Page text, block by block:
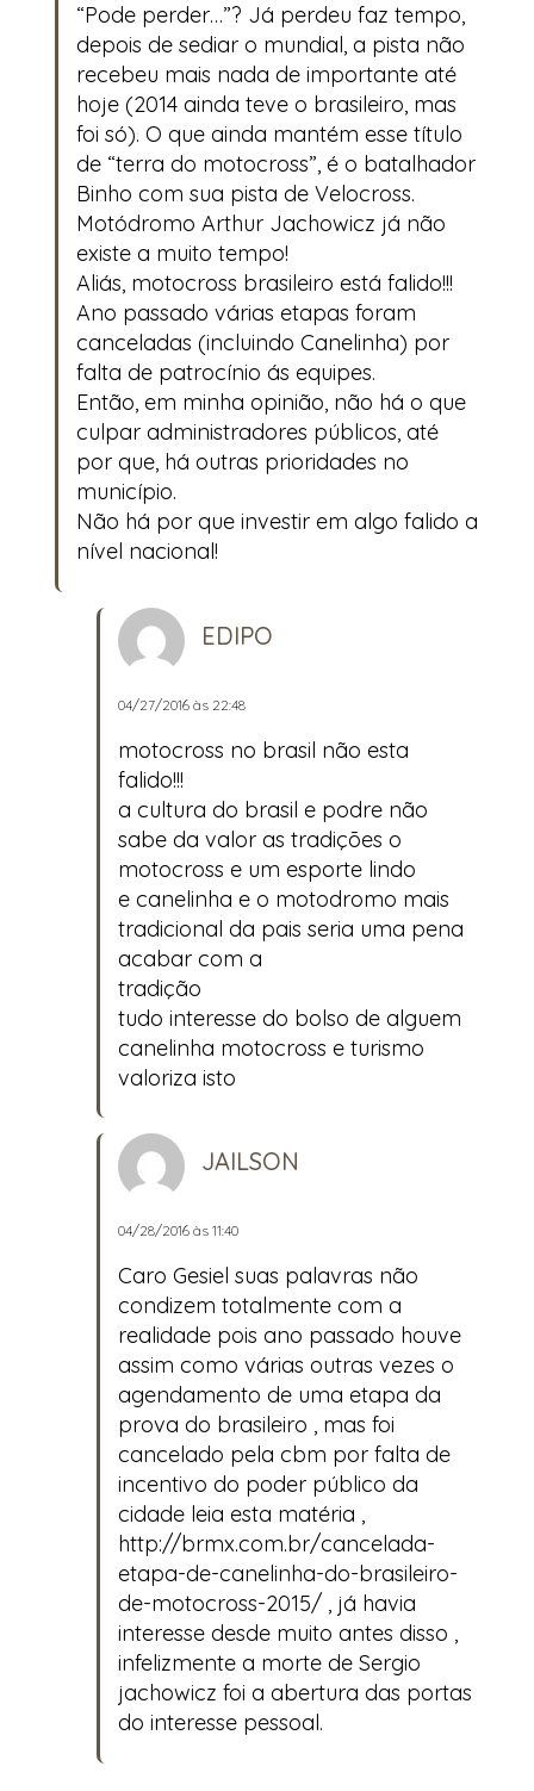
“Pode perder…”? Já perdeu faz tempo,
depois de sediar o mundial, a pista não
recebeu mais nada de importante até
hoje (2014 ainda teve o brasileiro, mas
foi só). O que ainda mantém esse título
de “terra do motocross”, é o batalhador
Binho com sua pista de Velocross.
Motódromo Arthur Jachowicz já não
existe a muito tempo!
Aliás, motocross brasileiro está falido!!!
Ano passado várias etapas foram
canceladas (incluindo Canelinha) por
falta de patrocínio ás equipes.
Então, em minha opinião, não há o que
culpar administradores públicos, até
por que, há outras prioridades no
município.
Não há por que investir em algo falido a
nível nacional!
EDIPO
04/27/2016 às 22:48
motocross no brasil não esta
falido!!!
a cultura do brasil e podre não
sabe da valor as tradições o
motocross e um esporte lindo
e canelinha e o motodromo mais
tradicional da pais seria uma pena
acabar com a
tradição
tudo interesse do bolso de alguem
canelinha motocross e turismo
valoriza isto
JAILSON
04/28/2016 às 11:40
Caro Gesiel suas palavras não
condizem totalmente com a
realidade pois ano passado houve
assim como várias outras vezes o
agendamento de uma etapa da
prova do brasileiro , mas foi
cancelado pela cbm por falta de
incentivo do poder público da
cidade leia esta matéria ,
http://brmx.com.br/cancelada-
etapa-de-canelinha-do-brasileiro-
de-motocross-2015/ , já havia
interesse desde muito antes disso ,
infelizmente a morte de Sergio
jachowicz foi a abertura das portas
do interesse pessoal.